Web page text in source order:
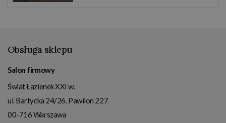
Obsługa sklepu
Salon firmowy
Świat Łazienek XXI w.
ul. Bartycka 24/26, Pawilon 227
00-716Warszawa